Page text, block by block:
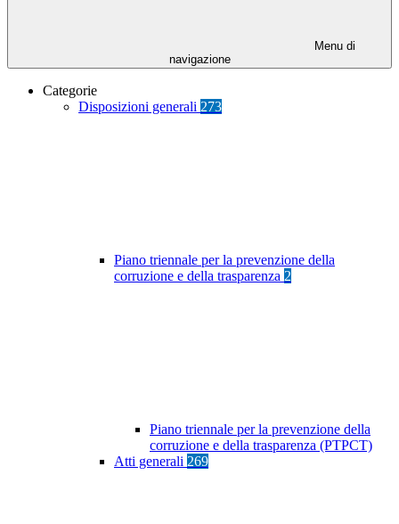
Menu di
navigazione
Categorie
Disposizioni generali 273
Piano triennale per la prevenzione della
corruzione e della trasparenza 2
Piano triennale per la prevenzione della
corruzione e della trasparenza (PTPCT)
Atti generali 269